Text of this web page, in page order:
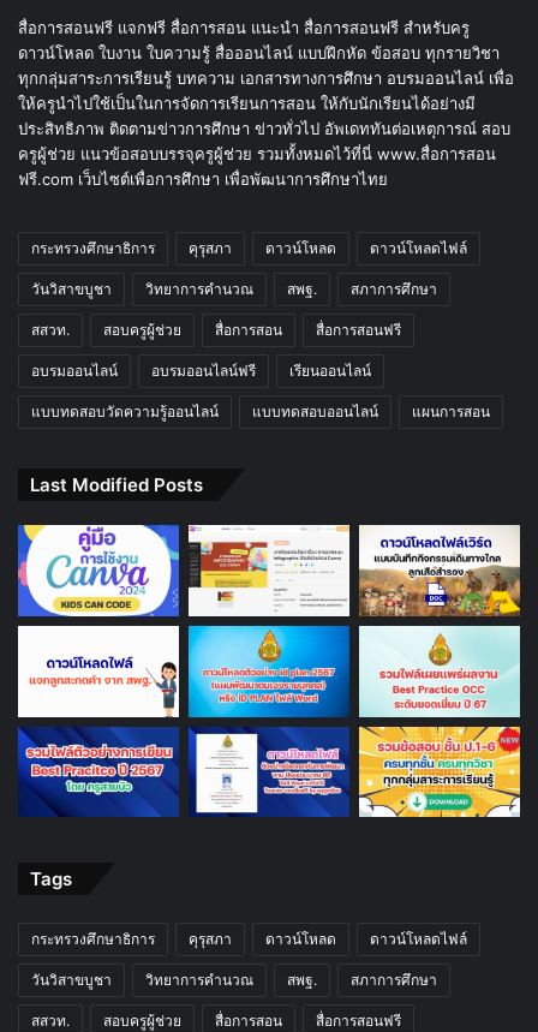
สื่อการสอนฟรี แจกฟรี สื่อการสอน แนะนำ สื่อการสอนฟรี สำหรับครู
ดาวน์โหลด ใบงาน ใบความรู้ สื่อออนไลน์ แบบฝึกหัด ข้อสอบ ทุกรายวิชา
ทุกกลุ่มสาระการเรียนรู้ บทความ เอกสารทางการศึกษา อบรมออนไลน์ เพื่อ
ให้ครูนำไปใช้เป็นในการจัดการเรียนการสอน ให้กับนักเรียนได้อย่างมี
ประสิทธิภาพ ติดตามข่าวการศึกษา ข่าวทั่วไป อัพเดททันต่อเหตุการณ์ สอบ
ครูผู้ช่วย แนวข้อสอบบรรจุครูผู้ช่วย รวมทั้งหมดไว้ที่นี่ www.สื่อการสอน
ฟรี.com เว็บไซต์เพื่อการศึกษา เพื่อพัฒนาการศึกษาไทย
กระทรวงศึกษาธิการ คุรุสภา ดาวน์โหลด ดาวน์โหลดไฟล์
วันวิสาขบูชา วิทยาการคำนวณ สพฐ. สภาการศึกษา
สสวท. สอบครูผู้ช่วย สื่อการสอน สื่อการสอนฟรี
อบรมออนไลน์ อบรมออนไลน์ฟรี เรียนออนไลน์
แบบทดสอบวัดความรู้ออนไลน์ แบบทดสอบออนไลน์ แผนการสอน
Last Modified Posts
Tags
กระทรวงศึกษาธิการ คุรุสภา ดาวน์โหลด ดาวน์โหลดไฟล์
วันวิสาขบูชา วิทยาการคำนวณ สพฐ. สภาการศึกษา
สสวท. สอบครูผู้ช่วย สื่อการสอน สื่อการสอนฟรี